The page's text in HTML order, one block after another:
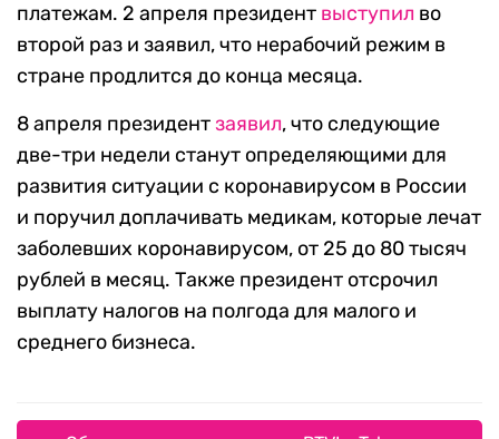
платежам. 2 апреля президент выступил во
второй раз и заявил, что нерабочий режим в
стране продлится до конца месяца.
8 апреля президентзаявил, что следующие
две-три недели станут определяющими для
развития ситуации с коронавирусом в России
и поручил доплачивать медикам, которые лечат
заболевших коронавирусом, от 25 до 80 тысяч
рублей в месяц. Также президент отсрочил
выплату налогов на полгода для малого и
среднего бизнеса.